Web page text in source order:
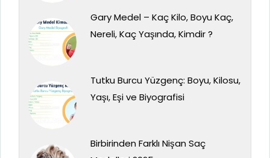
Gary Medel – Kaç Kilo, Boyu Kaç,
Nereli, Kaç Yaşında, Kimdir ?
Tutku Burcu Yüzgenç: Boyu, Kilosu,
Yaşı, Eşi ve Biyografisi
Birbirinden Farklı Nişan Saç